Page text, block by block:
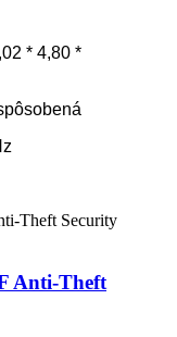
* 4,80 *
Anti-Theft